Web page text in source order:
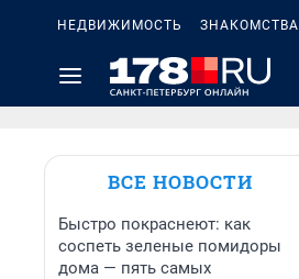
НЕДВИЖИМОСТЬ ЗНАКОМСТВА
ВСЕ НОВОСТИ
Быстро покраснеют: как
соспеть зеленые помидоры
дома — пять самых